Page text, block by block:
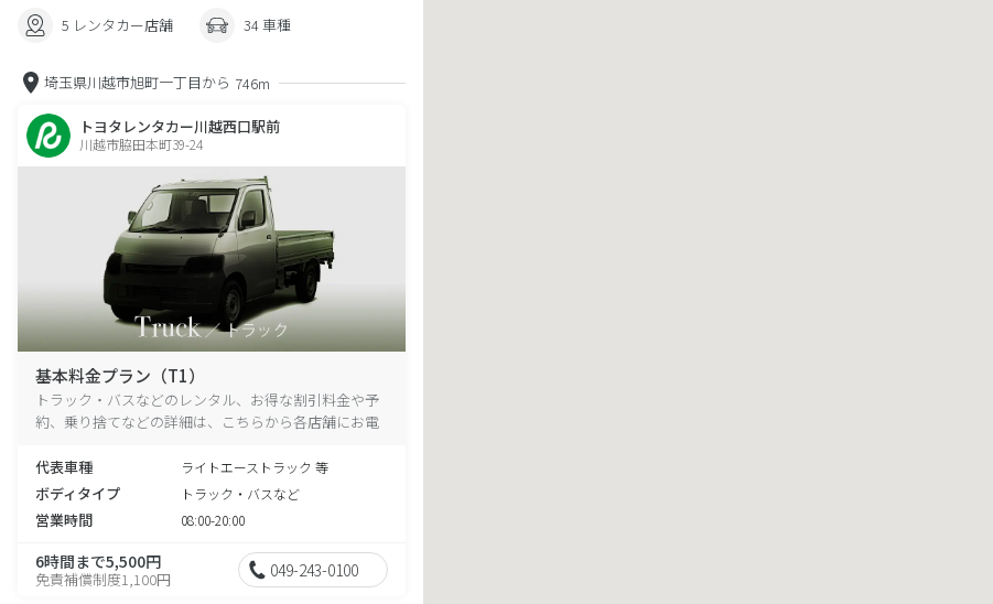
5 レンタカー店舗 34 車種
埼玉県川越市旭町一丁目から 746m
トヨタレンタカー川越西口駅前
川越市脇田本町39-24
基本料金プラン（T1）
トラック・バスなどのレンタル、お得な割引料金や予
約、乗り捨てなどの詳細は、こちらから各店舗にお電
代表車種
ライトエーストラック 等
ボディタイプ トラック・バスなど
営業時間 08:00-20:00
6時間まで5,500円
免責補償制度1,100円 049-243-0100